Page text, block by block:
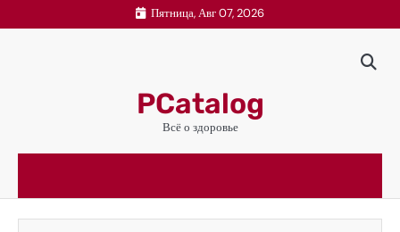
к
Пятница, Авг 07, 2026
PCatalog
Всё о здоровье